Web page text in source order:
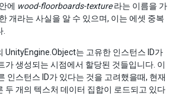
에 wood-floorboards-texture라는 이름을 가
개라는 사실을 알 수 있으며, 이는 에셋 중복
.
UnityEngine.Object는 고유한 인스턴스 ID가
가 생성되는 시점에서 할당된 것들입니다. 이
인스턴스 ID가 있다는 것을 고려했을때, 현재
두 개의 텍스처 데이터 집합이 로드되고 있다